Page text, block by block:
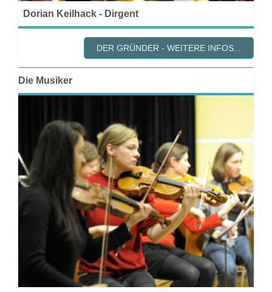
Dorian Keilhack - Dirgent
DER GRÜNDER - WEITERE INFOS...
Die Musiker